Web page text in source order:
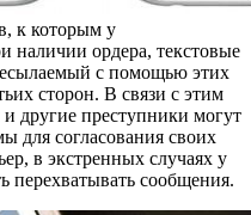
к которым у
наличии ордера, текстовые
с помощью этих
сторон. В связи с этим
другие преступники могут
для согласования своих
в экстренных случаях у
перехватывать сообщения.